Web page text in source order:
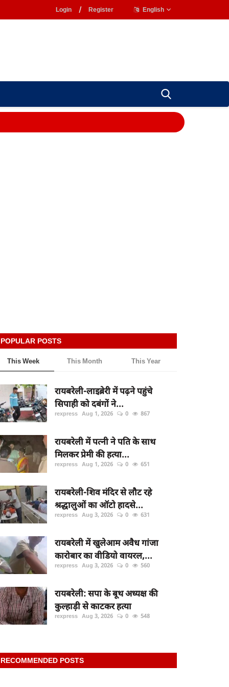
Login / Register English
POPULAR POSTS
This Week This Month This Year
रायबरेली-लाइब्रेरी में पढ़ने पहुंचे
सिपाही को दबंगों ने...
rexpress Aug 1, 2026 0 867
रायबरेली में पत्नी ने पति के साथ
मिलकर प्रेमी की हत्या...
rexpress Aug 1, 2026 0 651
रायबरेली-शिव मंदिर से लौट रहे
श्रद्धालुओं का ऑटो हादसे...
rexpress Aug 3, 2026 0 631
रायबरेली में खुलेआम अवैध गांजा
कारोबार का वीडियो वायरल,...
rexpress Aug 3, 2026 0 560
रायबरेली: सपा के बूथ अध्यक्ष की
कुल्हाड़ी से काटकर हत्या
rexpress Aug 3, 2026 0 548
RECOMMENDED POSTS